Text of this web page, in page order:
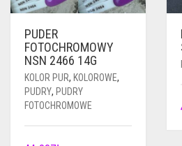
PUDER
FOTOCHROMOWY
NSN 2466 14G
KOLOR PUR, KOLOROWE,
PUDRY, PUDRY
FOTOCHROMOWE